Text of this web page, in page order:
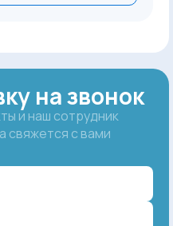
на звонок
и наш сотрудник
свяжется с вами